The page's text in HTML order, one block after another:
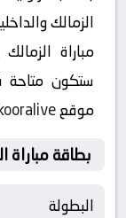
الزمالك
مباراة
ستكون متاحة
موقع
بطاقة مباراة
البطولة